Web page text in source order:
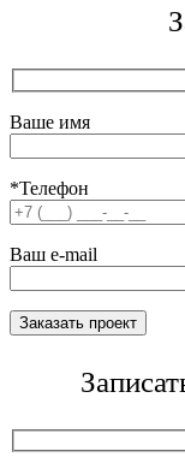
Ваше имя
*Телефон
Ваш e-mail